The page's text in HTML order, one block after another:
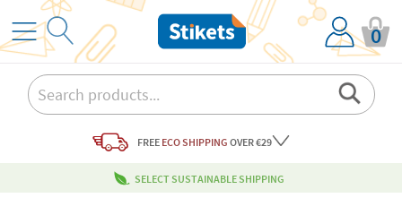
0
FREE ECO SHIPPING OVER €29
SELECT SUSTAINABLE SHIPPING